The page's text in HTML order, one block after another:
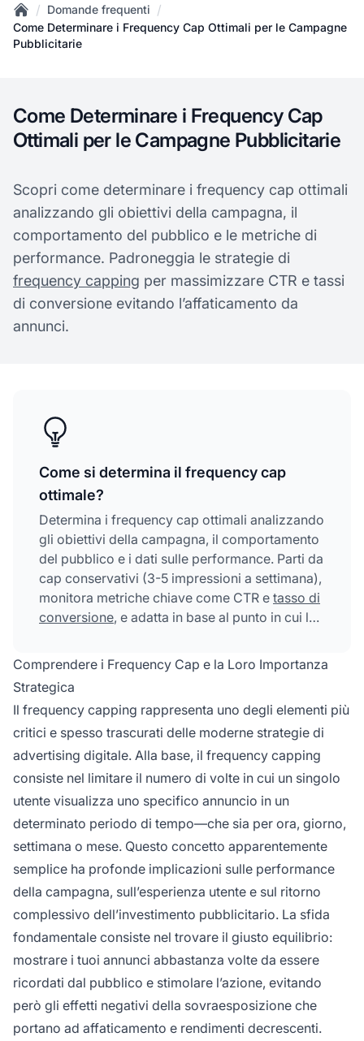
Home
/ Domande frequenti /
Come Determinare i Frequency Cap Ottimali per le Campagne
Pubblicitarie
Come Determinare i Frequency Cap
Ottimali per le Campagne Pubblicitarie
Scopri come determinare i frequency cap ottimali
analizzando gli obiettivi della campagna, il
comportamento del pubblico e le metriche di
performance. Padroneggia le strategie di
frequency capping per massimizzare CTR e tassi
di conversione evitando l’affaticamento da
annunci.
Come si determina il frequency cap
ottimale?
Determina i frequency cap ottimali analizzando
gli obiettivi della campagna, il comportamento
del pubblico e i dati sulle performance. Parti da
cap conservativi (3-5 impressioni a settimana),
monitora metriche chiave come CTR e tasso di
conversione, e adatta in base al punto in cui le
diverse frequenze, aggiorna regolarmente le
creatività e segmenta i pubblici per trovare il
punto di equilibrio che massimizza l’efficacia
evitando l’affaticamento da annunci.
Comprendere i Frequency Cap e la Loro Importanza
Strategica
Il frequency capping rappresenta uno degli elementi più
critici e spesso trascurati delle moderne strategie di
advertising digitale. Alla base, il frequency capping
consiste nel limitare il numero di volte in cui un singolo
utente visualizza uno specifico annuncio in un
determinato periodo di tempo—che sia per ora, giorno,
settimana o mese. Questo concetto apparentemente
semplice ha profonde implicazioni sulle performance
della campagna, sull’esperienza utente e sul ritorno
complessivo dell’investimento pubblicitario. La sfida
fondamentale consiste nel trovare il giusto equilibrio:
mostrare i tuoi annunci abbastanza volte da essere
ricordati dal pubblico e stimolare l’azione, evitando
però gli effetti negativi della sovraesposizione che
portano ad affaticamento e rendimenti decrescenti.